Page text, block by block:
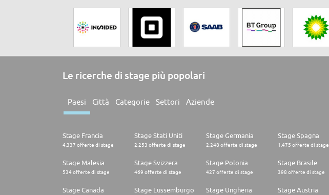
Le ricerche di stage più popolari
Paesi Città Categorie Settori Aziende
Stage Francia
4.337 offerte di stage
Stage Stati Uniti
2.253 offerte di stage
Stage Germania
2.248 offerte di stage
Stage Spagna
1.475 offerte di stage
Stage Malesia
534 offerte di stage
Stage Svizzera
469 offerte di stage
Stage Polonia
427 offerte di stage
Stage Brasile
398 offerte di stage
Stage Canada Stage Lussemburgo Stage Ungheria Stage Austria